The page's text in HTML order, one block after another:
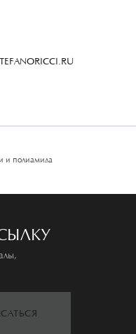
и полиамида